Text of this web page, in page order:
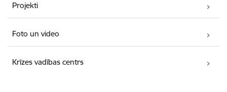
Projekti
Foto un video
Krīzes vadības centrs